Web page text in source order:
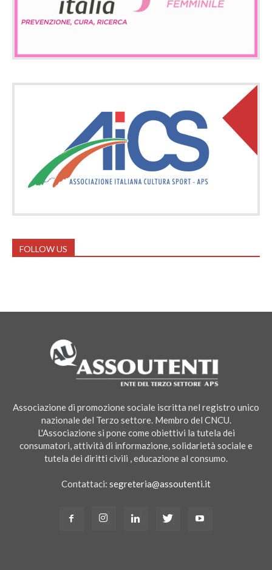
FOLLOW US
Associazione di promozione sociale iscritta nel registro unico
nazionale del Terzo settore. Membro del CNCU.
L'Associazione si pone come obiettivi la tutela dei
consumatori, attività di informazione, solidarietà sociale e
tutela dei diritti civili , educazione al consumo.
Contattaci: segreteria@assoutenti.it